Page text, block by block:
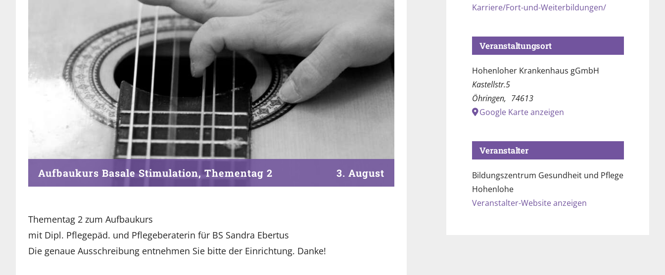
Aufbaukurs Basale Stimulation, Thementag 2 3. August
Thementag 2 zum Aufbaukurs
mit Dipl. Pflegepäd. und Pflegeberaterin für BS Sandra Ebertus
Die genaue Ausschreibung entnehmen Sie bitte der Einrichtung. Danke!
Karriere/Fort-und-Weiterbildungen/
Veranstaltungsort
Hohenloher Krankenhaus gGmbH
Kastellstr.5
Öhringen, 74613
Google Karte anzeigen
Veranstalter
Bildungszentrum Gesundheit und Pflege
Hohenlohe
Veranstalter-Website anzeigen